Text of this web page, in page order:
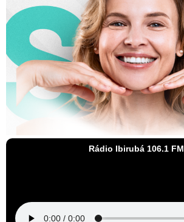
Rádio Ibirubá 106.1 FM